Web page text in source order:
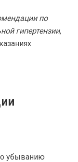
по
гипертензии,
убыванию